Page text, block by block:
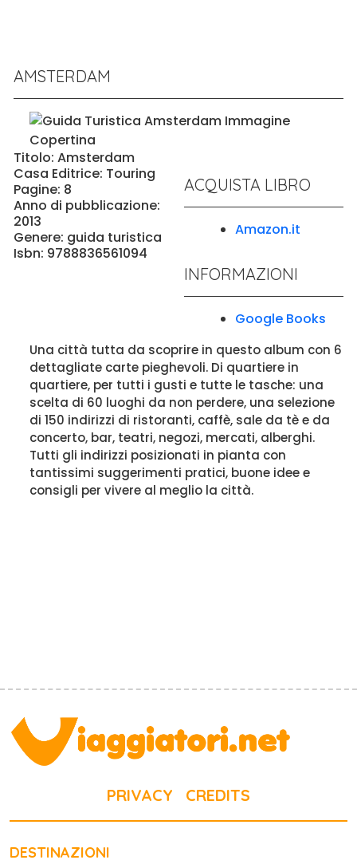
AMSTERDAM
ACQUISTA LIBRO
Amazon.it
INFORMAZIONI
Google Books
Titolo: Amsterdam
Casa Editrice: Touring
Pagine: 8
Anno di pubblicazione:
2013
Genere: guida turistica
Isbn: 9788836561094
Una città tutta da scoprire in questo album con 6
dettagliate carte pieghevoli. Di quartiere in
quartiere, per tutti i gusti e tutte le tasche: una
scelta di 60 luoghi da non perdere, una selezione
di 150 indirizzi di ristoranti, caffè, sale da tè e da
concerto, bar, teatri, negozi, mercati, alberghi.
Tutti gli indirizzi posizionati in pianta con
tantissimi suggerimenti pratici, buone idee e
consigli per vivere al meglio la città.
PRIVACY CREDITS
DESTINAZIONI